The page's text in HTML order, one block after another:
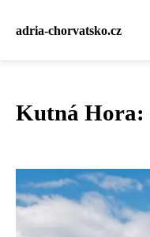
adria-chorvatsko.cz
Kutná Hora: